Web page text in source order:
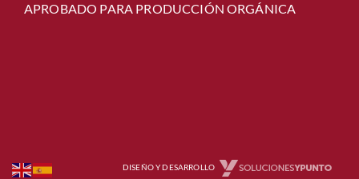
APROBADO PARA PRODUCCIÓN ORGÁNICA
DISEÑO Y DESARROLLO